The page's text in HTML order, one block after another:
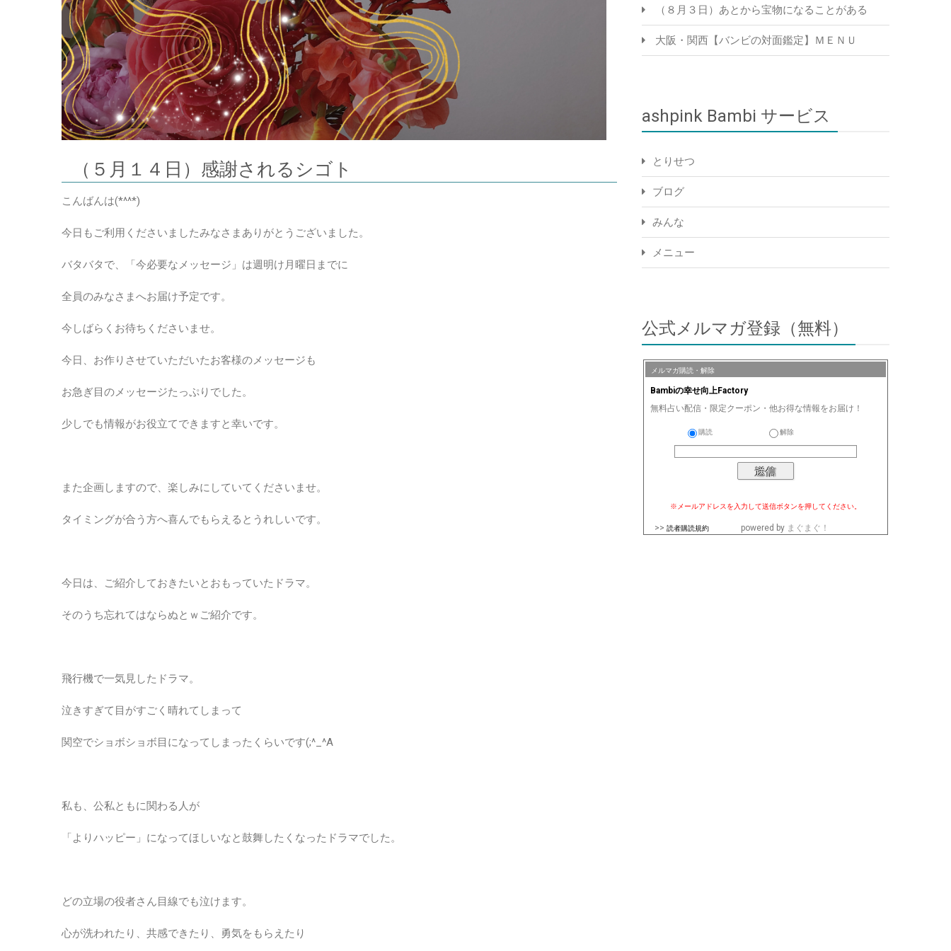
（５月１４日）感謝されるシゴト
こんばんは(*^^*)
今日もご利用くださいましたみなさまありがとうございました。
バタバタで、「今必要なメッセージ」は週明け月曜日までに
全員のみなさまへお届け予定です。
今しばらくお待ちくださいませ。
今日、お作りさせていただいたお客様のメッセージも
お急ぎ目のメッセージたっぷりでした。
少しでも情報がお役立てできますと幸いです。
また企画しますので、楽しみにしていてくださいませ。
タイミングが合う方へ喜んでもらえるとうれしいです。
今日は、ご紹介しておきたいとおもっていたドラマ。
そのうち忘れてはならぬとｗご紹介です。
飛行機で一気見したドラマ。
泣きすぎて目がすごく晴れてしまって
関空でショボショボ目になってしまったくらいです(;^_^A
私も、公私ともに関わる人が
「よりハッピー」になってほしいなと鼓舞したくなったドラマでした。
どの立場の役者さん目線でも泣けます。
心が洗われたり、共感できたり、勇気をもらえたり
（８月３日）あとから宝物になることがある
大阪・関西【バンビの対面鑑定】ＭＥＮＵ
ashpink Bambi サービス
とりせつ
ブログ
みんな
メニュー
公式メルマガ登録（無料）
メルマガ購読・解除
Bambiの幸せ向上Factory
無料占い配信・限定クーポン・他お得な情報をお届け！
購読 解除
※メールアドレスを入力して送信ボタンを押してください。
>> 読者購読規約 powered by まぐまぐ！